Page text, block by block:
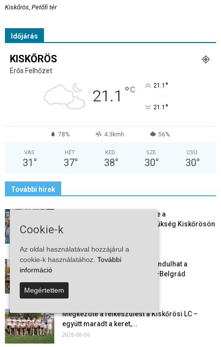
Kiskőrös, Petőfi tér
Időjárás
KISKŐRÖS
Erős Felhőzet
21.1 °C 21.1 °
21.1 °
78% 4.3kmh 56%
VAS
31 °
HÉT
37°
KED
38°
SZE
30°
CSÜ
30°
További hírek
Aktuális állásajánlatok: ezekre a
munkavállalókra van most szükség Kiskőrösön
és a...
Vitézy Dávid: már ősszel újraindulhat a
személyszállítás a Budapest–Belgrád
vasútvonalon
2026-08-06
Megkezdte a felkészülést a Kiskőrösi LC –
együtt maradt a keret,...
2026-08-06
Cookie-k
Az oldal használatával hozzájárul a
cookie-k használatához. További
információ
Megértettem